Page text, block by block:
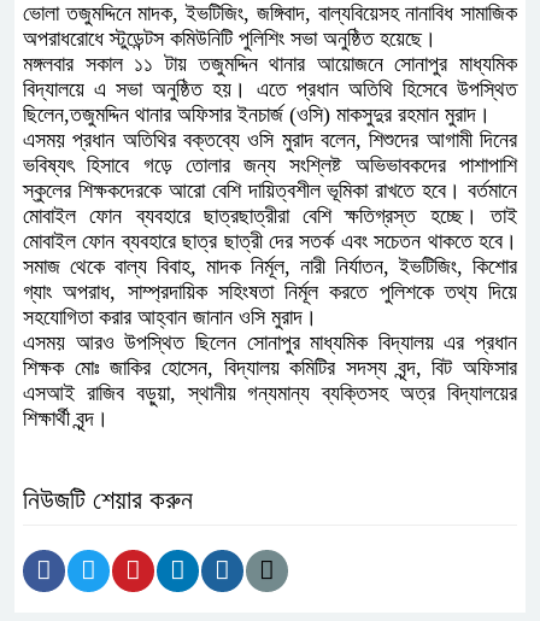
ভোলা তজুমদ্দিনে মাদক, ইভটিজিং, জঙ্গিবাদ, বাল্যবিয়েসহ নানাবিধ সামাজিক
অপরাধরোধে স্টুডেন্টস কমিউনিটি পুলিশিং সভা অনুষ্ঠিত হয়েছে।
মঙ্গলবার সকাল ১১ টায় তজুমদ্দিন থানার আয়োজনে সোনাপুর মাধ্যমিক
বিদ্যালয়ে এ সভা অনুষ্ঠিত হয়। এতে প্রধান অতিথি হিসেবে উপস্থিত
ছিলেন,তজুমদ্দিন থানার অফিসার ইনচার্জ (ওসি) মাকসুদুর রহমান মুরাদ।
এসময় প্রধান অতিথির বক্তব্যে ওসি মুরাদ বলেন, শিশুদের আগামী দিনের
ভবিষ্যৎ হিসাবে গড়ে তোলার জন্য সংশ্লিষ্ট অভিভাবকদের পাশাপাশি
স্কুলের শিক্ষকদেরকে আরো বেশি দায়িত্বশীল ভূমিকা রাখতে হবে। বর্তমানে
মোবাইল ফোন ব্যবহারে ছাত্রছাত্রীরা বেশি ক্ষতিগ্রস্ত হচ্ছে। তাই
মোবাইল ফোন ব্যবহারে ছাত্র ছাত্রী দের সতর্ক এবং সচেতন থাকতে হবে।
সমাজ থেকে বাল্য বিবাহ, মাদক নির্মূল, নারী নির্যাতন, ইভটিজিং, কিশোর
গ্যাং অপরাধ, সাম্প্রদায়িক সহিংষতা নির্মূল করতে পুলিশকে তথ্য দিয়ে
সহযোগিতা করার আহ্বান জানান ওসি মুরাদ।
এসময় আরও উপস্থিত ছিলেন সোনাপুর মাধ্যমিক বিদ্যালয় এর প্রধান
শিক্ষক মোঃ জাকির হোসেন, বিদ্যালয় কমিটির সদস্য বৃন্দ, বিট অফিসার
এসআই রাজিব বড়ুয়া, স্থানীয় গন্যমান্য ব্যক্তিসহ অত্র বিদ্যালয়ের
শিক্ষার্থী বৃন্দ।
নিউজটি শেয়ার করুন